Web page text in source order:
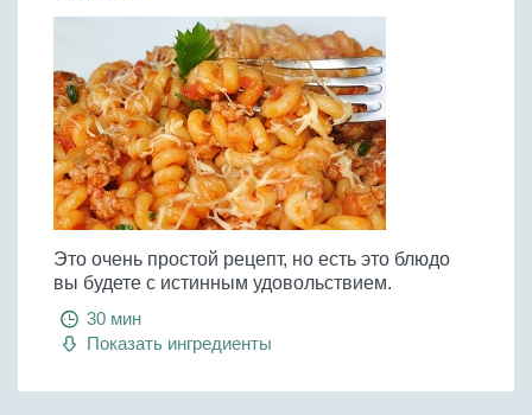
Это очень простой рецепт, но есть это блюдо
вы будете с истинным удовольствием.
30 мин
Показать ингредиенты